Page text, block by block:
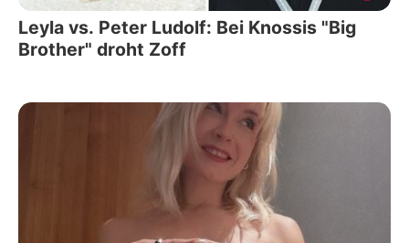
Leyla vs. Peter Ludolf: Bei Knossis "Big
Brother" droht Zoff